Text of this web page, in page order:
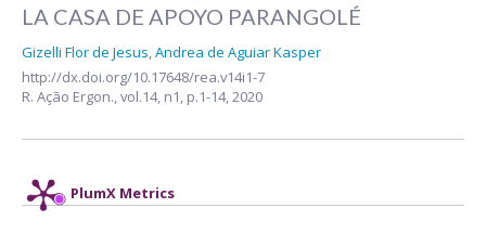
LA CASA DE APOYO PARANGOLÉ
Gizelli Flor de Jesus,Andrea de Aguiar Kasper
http://dx.doi.org/10.17648/rea.v14i1-7
R. Ação Ergon.,vol.14, n1, p.1-14, 2020
PlumX Metrics